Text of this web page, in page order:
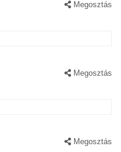
Megosztás
Megosztás
Megosztás